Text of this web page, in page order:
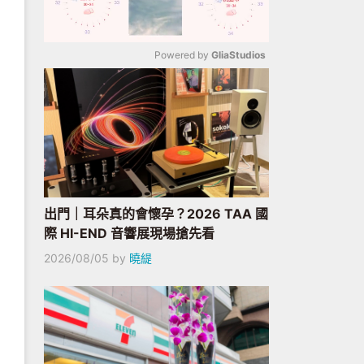
Mute
Powered by GliaStudios
出門｜耳朵真的會懷孕？2026 TAA 國
際 HI-END 音響展現場搶先看
2026/08/05 by 曉緹